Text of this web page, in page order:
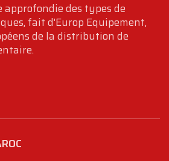
approfondie des types de
fait d'Europ Equipement,
de la distribution de